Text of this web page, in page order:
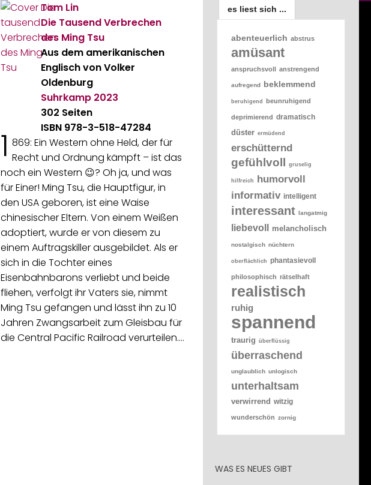
Tom Lin
Die Tausend Verbrechen
des Ming Tsu
Aus dem amerikanischen
Englisch von Volker
Oldenburg
Suhrkamp 2023
302 Seiten
ISBN 978-3-518-47284
1 869: Ein Western ohne Held, der für
Recht und Ordnung kämpft – ist das
noch ein Western 😉? Oh ja, und was
für Einer! Ming Tsu, die Hauptfigur, in
den USA geboren, ist eine Waise
chinesischer Eltern. Von einem Weißen
adoptiert, wurde er von diesem zu
einem Auftragskiller ausgebildet. Als er
sich in die Tochter eines
Eisenbahnbarons verliebt und beide
fliehen, verfolgt ihr Vaters sie, nimmt
Ming Tsu gefangen und lässt ihn zu 10
Jahren Zwangsarbeit zum Gleisbau für
die Central Pacific Railroad verurteilen.…
es liest sich ...
abenteuerlich abstrus
amüsant
anspruchsvoll anstrengend
aufregend beklemmend
beruhigend beunruhigend
deprimierend dramatisch
düster ermüdend
erschütternd
gefühlvoll gruselig
hilfreich
humorvoll
informativ intelligent
interessant langatmig
liebevoll melancholisch
nostalgisch nüchtern
oberflächlich phantasievoll
philosophisch rätselhaft
realistisch
ruhig
spannend
traurig überflüssig
überraschend
unglaublich unlogisch
unterhaltsam
verwirrend witzig
wunderschön zornig
WAS ES NEUES GIBT